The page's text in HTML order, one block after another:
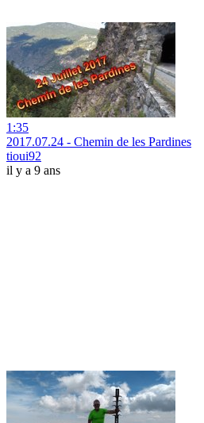
1:35
2017.07.24 - Chemin de les Pardines
tioui92
il y a 9 ans